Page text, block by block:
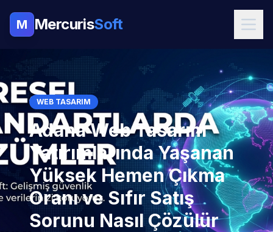
M MercurisSoft
WEB TASARIM
Adana Web Tasarım
Yatırımlarında Yaşanan
Yüksek Hemen Çıkma
Oranı ve Sıfır Satış
Sorunu Nasıl Çözülür